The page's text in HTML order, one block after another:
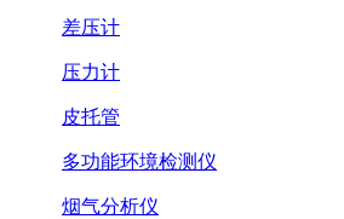
差压计
压力计
皮托管
多功能环境检测仪
烟气分析仪